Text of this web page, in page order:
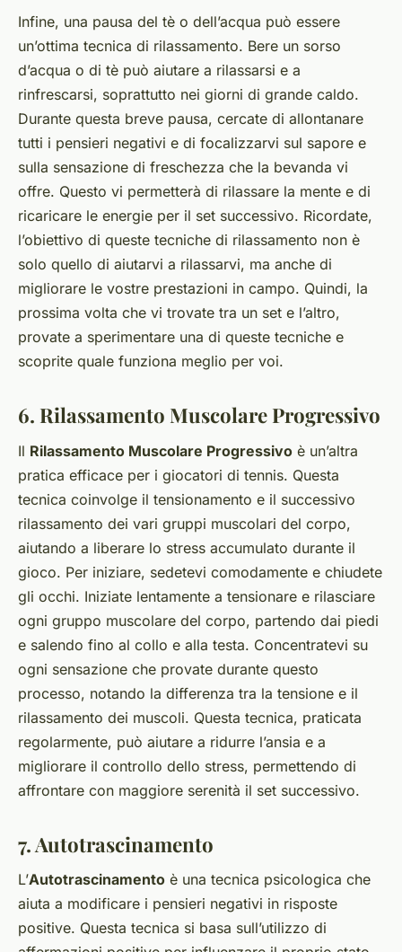
Infine, una pausa del tè o dell’acqua può essere
un’ottima tecnica di rilassamento. Bere un sorso
d’acqua o di tè può aiutare a rilassarsi e a
rinfrescarsi, soprattutto nei giorni di grande caldo.
Durante questa breve pausa, cercate di allontanare
tutti i pensieri negativi e di focalizzarvi sul sapore e
sulla sensazione di freschezza che la bevanda vi
offre. Questo vi permetterà di rilassare la mente e di
ricaricare le energie per il set successivo. Ricordate,
l’obiettivo di queste tecniche di rilassamento non è
solo quello di aiutarvi a rilassarvi, ma anche di
migliorare le vostre prestazioni in campo. Quindi, la
prossima volta che vi trovate tra un set e l’altro,
provate a sperimentare una di queste tecniche e
scoprite quale funziona meglio per voi.
6. Rilassamento Muscolare Progressivo
Il Rilassamento Muscolare Progressivo è un’altra
pratica efficace per i giocatori di tennis. Questa
tecnica coinvolge il tensionamento e il successivo
rilassamento dei vari gruppi muscolari del corpo,
aiutando a liberare lo stress accumulato durante il
gioco. Per iniziare, sedetevi comodamente e chiudete
gli occhi. Iniziate lentamente a tensionare e rilasciare
ogni gruppo muscolare del corpo, partendo dai piedi
e salendo fino al collo e alla testa. Concentratevi su
ogni sensazione che provate durante questo
processo, notando la differenza tra la tensione e il
rilassamento dei muscoli. Questa tecnica, praticata
regolarmente, può aiutare a ridurre l’ansia e a
migliorare il controllo dello stress, permettendo di
affrontare con maggiore serenità il set successivo.
7. Autotrascinamento
L’Autotrascinamento è una tecnica psicologica che
aiuta a modificare i pensieri negativi in risposte
positive. Questa tecnica si basa sull’utilizzo di